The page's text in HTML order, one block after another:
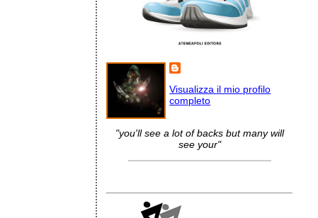
Visualizza il mio profilo
completo
"you'll see a lot of backs but many will
see your"